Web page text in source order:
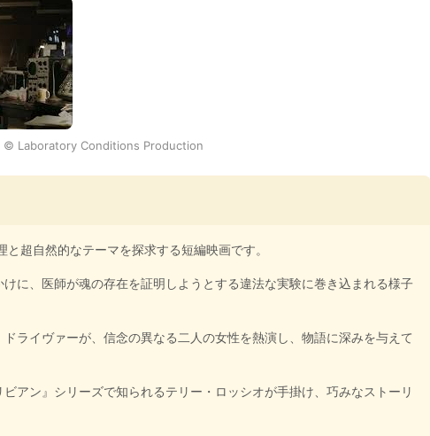
©︎ Laboratory Conditions Production
超自然的なテーマを探求する短編映画です。
に、医師が魂の存在を証明しようとする違法な実験に巻き込まれる様子
ライヴァーが、信念の異なる二人の女性を熱演し、物語に深みを与えて
アン』シリーズで知られるテリー・ロッシオが手掛け、巧みなストーリ